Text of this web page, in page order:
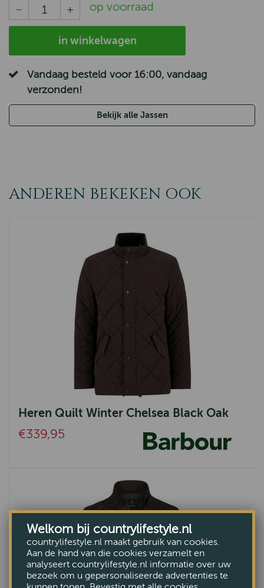
op voorraad
in winkelwagen
Vandaag besteld voor 16:00, vandaag
verzonden!
Bekijk alle Jassen
ANDEREN BEKEKEN OOK
Heren Quilt Winter Chelsea Black Oak
€339,95
Welkom bij countrylifestyle.nl
countrylifestyle.nl maakt gebruik van cookies.
Aan de hand van die cookies verzamelt en
analyseert countrylifestyle.nl informatie over uw
bezoek om u gepersonaliseerde advertenties te